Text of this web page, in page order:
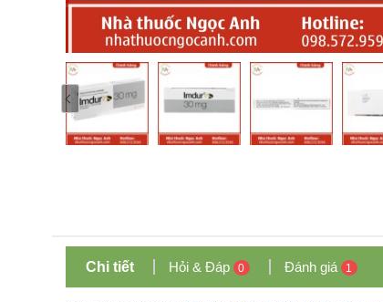
Chi tiết Hỏi & Đáp 0 Đánh giá 1